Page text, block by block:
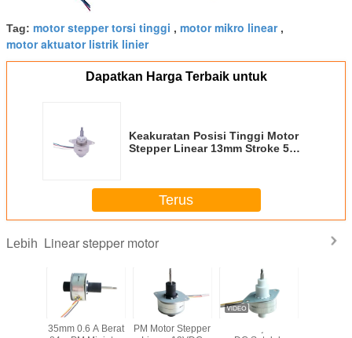
Tag: motor stepper torsi tinggi , motor mikro linear,
motor aktuator listrik linier
Dapatkan Harga Terbaik untuk
Keakuratan Posisi Tinggi Motor
Stepper Linear 13mm Stroke 5
Terus
Lebih Linear stepper motor
35mm 0.6 A Berat
PM Motor Stepper